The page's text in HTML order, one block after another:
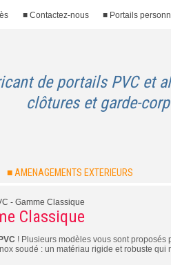
■ Portails
■ Contactez-nous
de portails PVC et
clôtures et garde-
■ AMENAGEMENTS EXTERIEURS
- Gamme Classique
Classique
! Plusieurs modèles vous sont proposés
soudé : un matériau rigide et robuste qui